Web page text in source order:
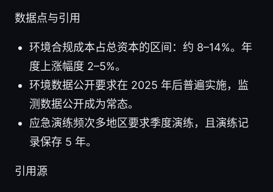
数据点与引用
环境合规成本占总资本的区间：约 8–14%。年
度上涨幅度 2–5%。
环境数据公开要求在 2025 年后普遍实施，监
测数据公开成为常态。
应急演练频次多地区要求季度演练，且演练记
录保存 5 年。
引用源